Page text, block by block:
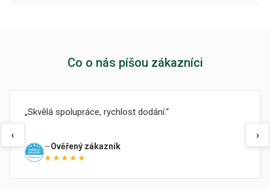
Co o nás píšou zákazníci
‹
Skvělá spolupráce, rychlost dodání.
Ověřený zákazník
★★★★★
›